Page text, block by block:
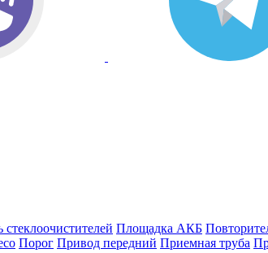
Площадка АКБ
Порог Привод передний Приемная труба